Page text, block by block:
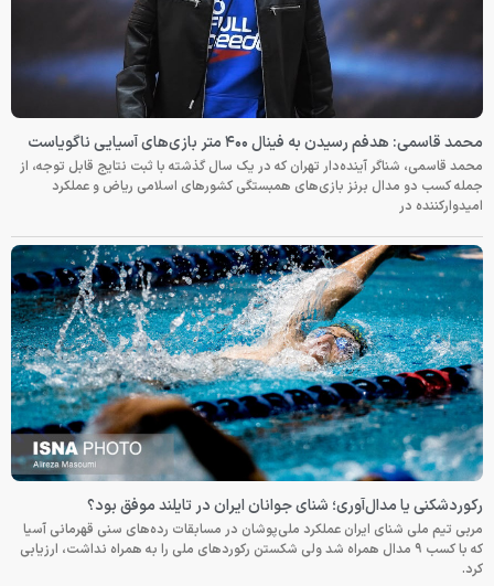
محمد قاسمی: هدفم رسیدن به فینال ۴۰۰ متر بازی‌های آسیایی ناگویاست
محمد قاسمی، شناگر آینده‌دار تهران که در یک سال گذشته با ثبت نتایج قابل توجه، از
جمله کسب دو مدال برنز بازی‌های همبستگی کشورهای اسلامی ریاض و عملکرد
امیدوارکننده در
رکوردشکنی یا مدال‌آوری؛ شنای جوانان ایران در تایلند موفق بود؟
مربی تیم ملی شنای ایران عملکرد ملی‌پوشان در مسابقات رده‌های سنی قهرمانی آسیا
که با کسب ۹ مدال همراه شد ولی شکستن رکوردهای ملی را به همراه نداشت، ارزیابی
کرد.